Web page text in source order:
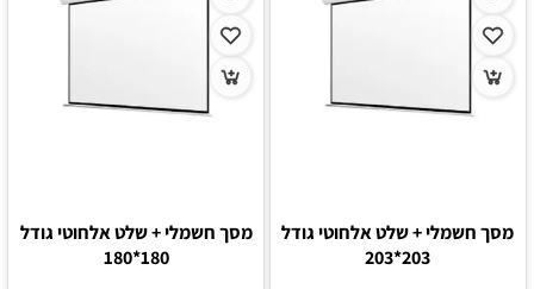
מסך חשמלי + שלט אלחוטי גודל
203*203
מסך חשמלי + שלט אלחוטי גודל
180*180